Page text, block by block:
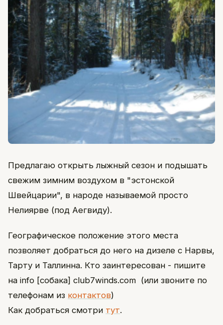
Предлагаю открыть лыжный сезон и подышать
свежим зимним воздухом в "эстонской
Швейцарии", в народе называемой просто
Нелиярве (под Аегвиду).
Географическое положение этого места
позволяет добраться до него на дизеле с Нарвы,
Тарту и Таллинна. Кто заинтересован - пишите
на info [собака] club7winds.com (или звоните по
телефонам из контактов)
Как добраться смотри тут.